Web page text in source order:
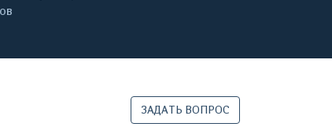
ЗАДАТЬ ВОПРОС